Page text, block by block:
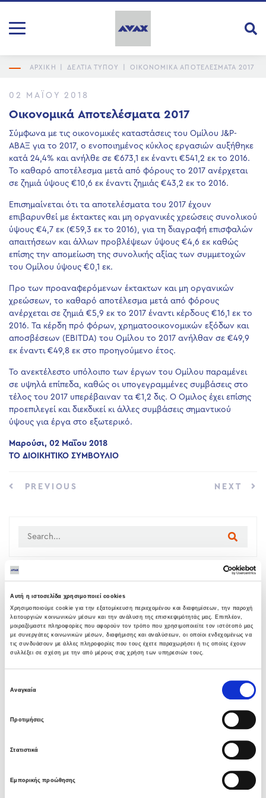
Αυτή η ιστοσελίδα χρησιμοποιεί cookies
Χρησιμοποιούμε cookie για την εξατομίκευση περιεχομένου και διαφημίσεων, την παροχή
λειτουργιών κοινωνικών μέσων και την ανάλυση της επισκεψιμότητάς μας. Επιπλέον,
μοιραζόμαστε πληροφορίες που αφορούν τον τρόπο που χρησιμοποιείτε τον ιστότοπό μας
με συνεργάτες κοινωνικών μέσων, διαφήμισης και αναλύσεων, οι οποίοι ενδεχομένως να
τις συνδυάσουν με άλλες πληροφορίες που τους έχετε παραχωρήσει ή τις οποίες έχουν
συλλέξει σε σχέση με την από μέρους σας χρήση των υπηρεσιών τους.
συγκατάθεσης
Αναγκαία
Προτιμήσεις
Στατιστικά
Εμπορικής προώθησης
ΑΡΧΙΚΗ ΔΕΛΤΙΑ ΤΥΠΟΥ ΟΙΚΟΝΟΜΙΚΆ ΑΠΟΤΕΛΈΣΜΑΤΑ 2017
02 ΜΑΪ́ΟΥ 2018
Οικονομικά Αποτελέσματα 2017
Σύμφωνα με τις οικονομικές καταστάσεις του Ομίλου J&P-
ΑΒΑΞ για το 2017, ο ενοποιημένος κύκλος εργασιών αυξήθηκε
κατά 24,4% και ανήλθε σε €673,1 εκ έναντι €541,2 εκ το 2016.
Το καθαρό αποτέλεσμα μετά από φόρους το 2017 ανέρχεται
σε ζημιά ύψους €10,6 εκ έναντι ζημιάς €43,2 εκ το 2016.
Επισημαίνεται ότι τα αποτελέσματα του 2017 έχουν
επιβαρυνθεί με έκτακτες και μη οργανικές χρεώσεις συνολικού
ύψους €4,7 εκ (€59,3 εκ το 2016), για τη διαγραφή επισφαλών
απαιτήσεων και άλλων προβλέψεων ύψους €4,6 εκ καθώς
επίσης την απομείωση της συνολικής αξίας των συμμετοχών
του Ομίλου ύψους €0,1 εκ.
Προ των προαναφερόμενων έκτακτων και μη οργανικών
χρεώσεων, το καθαρό αποτέλεσμα μετά από φόρους
ανέρχεται σε ζημιά €5,9 εκ το 2017 έναντι κέρδους €16,1 εκ το
2016. Τα κέρδη πρό φόρων, χρηματοοικονομικών εξόδων και
αποσβέσεων (ΕΒΙΤDA) του Ομίλου το 2017 ανήλθαν σε €49,9
εκ έναντι €49,8 εκ στο προηγούμενο έτος.
Το ανεκτέλεστο υπόλοιπο των έργων του Ομίλου παραμένει
σε υψηλά επίπεδα, καθώς οι υπογεγραμμένες συμβάσεις στο
τέλος του 2017 υπερέβαιναν τα €1,2 δις. Ο Όμιλος έχει επίσης
προεπιλεγεί και διεκδικεί κι άλλες συμβάσεις σημαντικού
ύψους για έργα στο εξωτερικό.
Μαρούσι, 02 Μαΐου 2018
ΤΟ ΔΙΟΙΚΗΤΙΚΟ ΣΥΜΒΟΥΛΙΟ
PREVIOUS NEXT
LATEST NEWS
Υπογραφή σύμβασης με Λάρισα
Θερμοηλεκτρική
05 ΑΥΓΟΎΣΤΟΥ 2026